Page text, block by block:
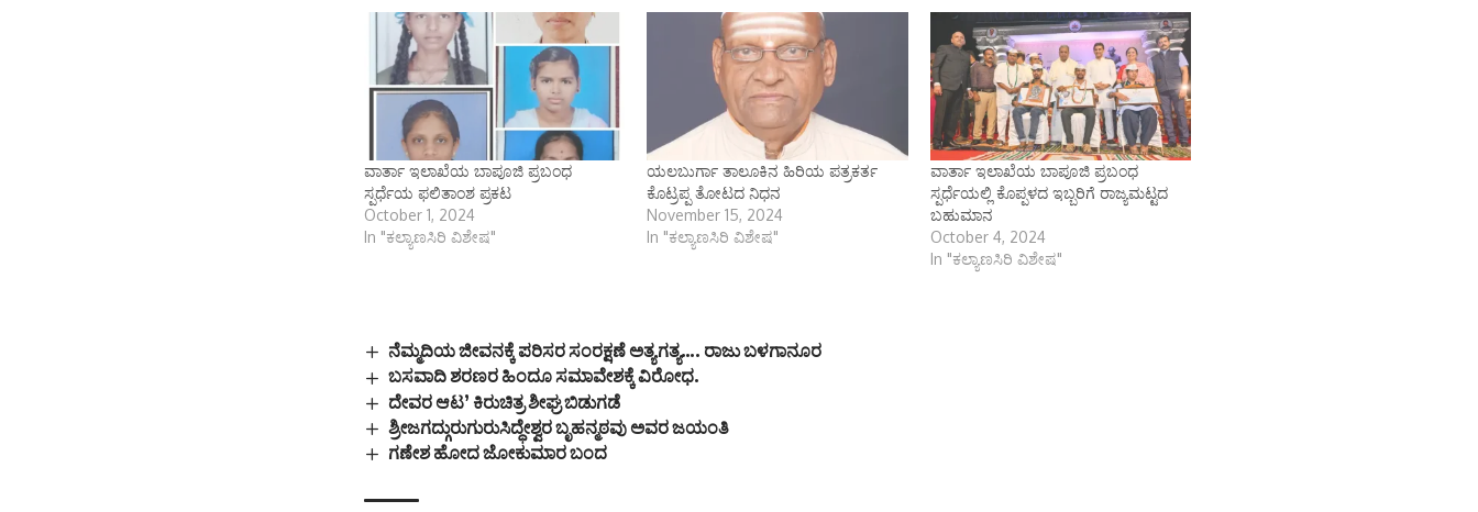
ವಾರ್ತಾ ಇಲಾಖೆಯ ಬಾಪೂಜಿ ಪ್ರಬಂಧ
ಸ್ಪರ್ಧೆಯ ಫಲಿತಾಂಶ ಪ್ರಕಟ
October 1, 2024
In "ಕಲ್ಯಾಣಸಿರಿ ವಿಶೇಷ"
ಯಲಬುರ್ಗಾ ತಾಲೂಕಿನ ಹಿರಿಯ ಪತ್ರಕರ್ತ
ಕೊಟ್ರಪ್ಪ ತೋಟದ ನಿಧನ
November 15, 2024
In "ಕಲ್ಯಾಣಸಿರಿ ವಿಶೇಷ"
ವಾರ್ತಾ ಇಲಾಖೆಯ ಬಾಪೂಜಿ ಪ್ರಬಂಧ
ಸ್ಪರ್ಧೆಯಲ್ಲಿ ಕೊಪ್ಪಳದ ಇಬ್ಬರಿಗೆ ರಾಜ್ಯಮಟ್ಟದ
ಬಹುಮಾನ
October 4, 2024
In "ಕಲ್ಯಾಣಸಿರಿ ವಿಶೇಷ"
ನೆಮ್ಮದಿಯ ಜೀವನಕ್ಕೆ ಪರಿಸರ ಸಂರಕ್ಷಣೆ ಅತ್ಯಗತ್ಯ…. ರಾಜು ಬಳಗಾನೂರ
ಬಸವಾದಿ ಶರಣರ ಹಿಂದೂ ಸಮಾವೇಶಕ್ಕೆ ವಿರೋಧ.
ದೇವರ ಆಟ’ ಕಿರುಚಿತ್ರ ಶೀಘ್ರ ಬಿಡುಗಡೆ
ಶ್ರೀಜಗದ್ಗುರುಗುರುಸಿದ್ಧೇಶ್ವರ ಬೃಹನ್ಮಠವು ಅವರ ಜಯಂತಿ
ಗಣೇಶ ಹೋದ ಜೋಕುಮಾರ ಬಂದ